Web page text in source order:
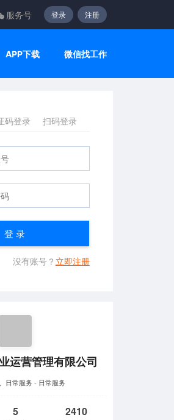
服务号 登录 注册
APP下载 微信找工作
码登录 扫码登录
登 录
没有账号？ 立即注册
运营管理有限公司
日常服务 - 日常服务
5 2410